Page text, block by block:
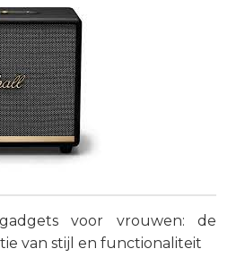
voor vrouwen: de
van stijl en functionaliteit